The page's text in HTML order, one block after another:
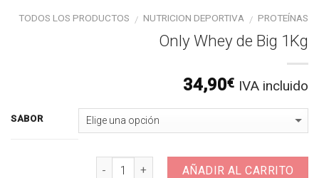
TODOS LOS PRODUCTOS / NUTRICION DEPORTIVA / PROTEÍNAS
Only Whey de Big 1Kg
34,90€ IVA incluido
SABOR
Cantidad AÑADIR AL CARRITO